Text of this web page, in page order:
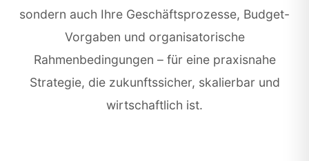
sondern auch Ihre Geschäftsprozesse, Budget-
Vorgaben und organisatorische
Rahmenbedingungen – für eine praxisnahe
Strategie, die zukunftssicher, skalierbar und
wirtschaftlich ist.